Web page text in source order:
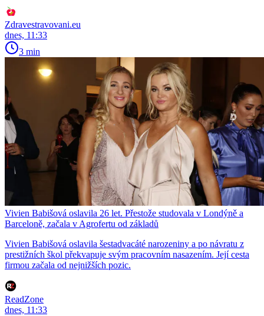
Zdravestravovani.eu
dnes, 11:33
3 min
Vivien Babišová oslavila 26 let. Přestože studovala v Londýně a
Barceloně, začala v Agrofertu od základů
Vivien Babišová oslavila šestadvacáté narozeniny a po návratu z
prestižních škol překvapuje svým pracovním nasazením. Její cesta
firmou začala od nejnižších pozic.
ReadZone
dnes, 11:33